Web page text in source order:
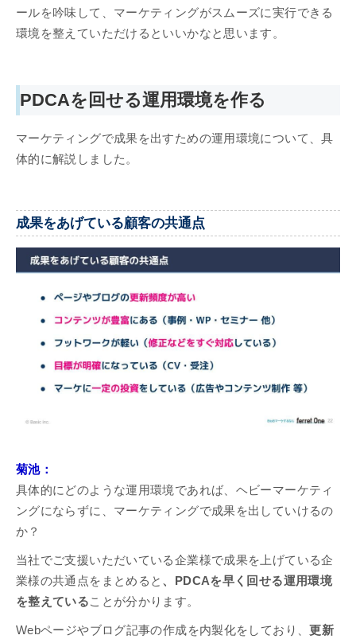
ールを吟味して、マーケティングがスムーズに実行できる
環境を整えていただけるといいかなと思います。
PDCAを回せる運用環境を作る
マーケティングで成果を出すための運用環境について、具
体的に解説しました。
成果をあげている顧客の共通点
菊池：
具体的にどのような運用環境であれば、ヘビーマーケティ
ングにならずに、マーケティングで成果を出していけるの
か？
当社でご支援いただいている企業様で成果を上げている企
業様の共通点をまとめると 、PDCAを早く回せる運用環境
を整えていることが分かります。
Webページやブログ記事の作成を内製化をしており、更新